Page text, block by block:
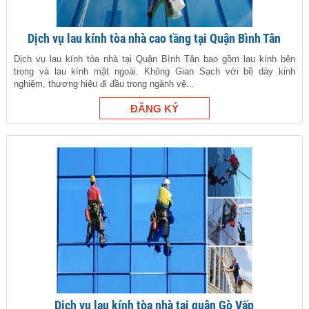
Dịch vụ lau kính tòa nhà cao tầng tại Quận Bình Tân
Dịch vụ lau kính tòa nhà tại Quận Bình Tân bao gồm lau kính bên
trong và lau kính mặt ngoài. Không Gian Sạch với bề dày kinh
nghiệm, thương hiệu đi đầu trong ngành vệ...
Dịch vụ lau kính tòa nhà tại quận Gò Vấp